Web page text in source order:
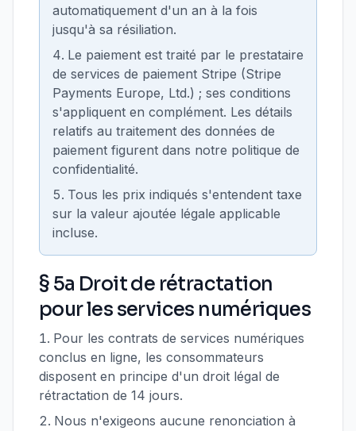
automatiquement d'un an à la fois
jusqu'à sa résiliation.
Le paiement est traité par le prestataire
de services de paiement Stripe (Stripe
Payments Europe, Ltd.) ; ses conditions
s'appliquent en complément. Les détails
relatifs au traitement des données de
paiement figurent dans notre politique de
confidentialité.
Tous les prix indiqués s'entendent taxe
sur la valeur ajoutée légale applicable
incluse.
§ 5a Droit de rétractation
pour les services numériques
Pour les contrats de services numériques
conclus en ligne, les consommateurs
disposent en principe d'un droit légal de
rétractation de 14 jours.
Nous n'exigeons aucune renonciation à